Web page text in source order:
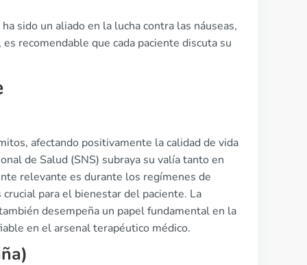
sido un aliado en la lucha contra las náuseas,
recomendable que cada paciente discuta su
afectando positivamente la calidad de vida
de Salud (SNS) subraya su valía tanto en
relevante es durante los regímenes de
para el bienestar del paciente. La
desempeña un papel fundamental en la
en el arsenal terapéutico médico.